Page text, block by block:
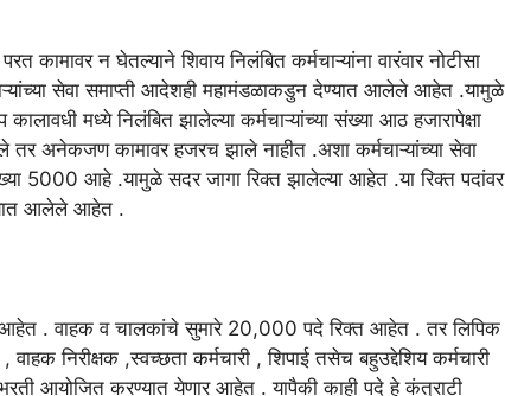
कामावर न घेतल्याने शिवाय निलंबित कर्मचाऱ्यांना वारंवार नोटीसा
सेवा समाप्ती आदेशही महामंडळाकडुन देण्यात आलेले आहेत .यामुळे
मध्ये निलंबित झालेल्या कर्मचाऱ्यांच्या संख्या आठ हजारापेक्षा
तर अनेकजण कामावर हजरच झाले नाहीत .अशा कर्मचाऱ्यांच्या सेवा
5000 आहे .यामुळे सदर जागा रिक्त झालेल्या आहेत .या रिक्त पदांवर
आलेले आहेत .
आहेत . वाहक व चालकांचे सुमारे 20,000 पदे रिक्त आहेत . तर लिपिक
निरीक्षक ,स्वच्छता कर्मचारी , शिपाई तसेच बहुउद्देशिय कर्मचारी
आयोजित करण्यात येणार आहेत . यापैकी काही पदे हे कंत्राटी